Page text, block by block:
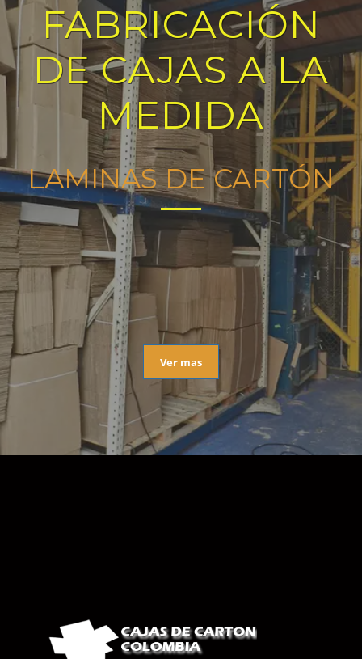
FABRICACIÓN
DE CAJAS A LA
MEDIDA
LAMINAS DE CARTÓN
Ver mas